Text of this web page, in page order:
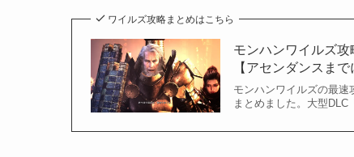
ワイルズ攻略まとめはこちら
モンハンワイルズ
【アセンダンスまで
モンハンワイルズの最速
まとめました。大型DLC